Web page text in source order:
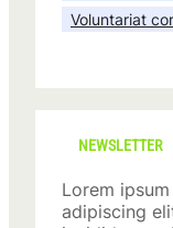
Voluntariat
NEWSLETTER
Lorem
adipiscing